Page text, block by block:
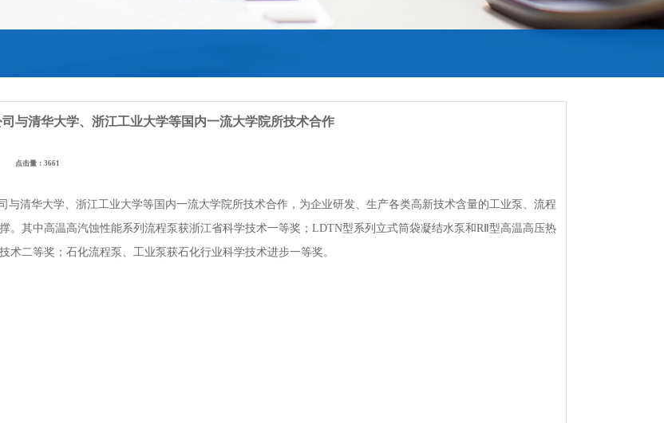
与清华大学、浙江工业大学等国内一流大学院所技术合作
点击量： 3661
与清华大学、浙江工业大学等国内一流大学院所技术合作，为企业研发、生产各类高新技术含量的工业泵、流程
。其中高温高汽蚀性能系列流程泵获浙江省科学技术一等奖；LDTN型系列立式筒袋凝结水泵和RⅡ型高温高压热
术二等奖；石化流程泵、工业泵获石化行业科学技术进步一等奖。